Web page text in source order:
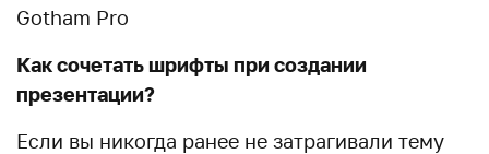
Gotham Pro
Как сочетать шрифты при создании
презентации?
Если вы никогда ранее не затрагивали тему